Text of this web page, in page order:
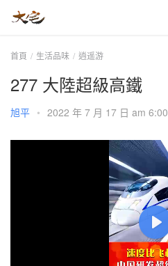
首頁 生活品味 逍遥游
277 大陸超級高鐵
旭平 • 2022 年 7 月 17 日 am 6:00
P
l